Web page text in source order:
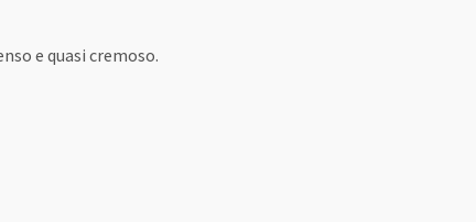
e quasi cremoso.